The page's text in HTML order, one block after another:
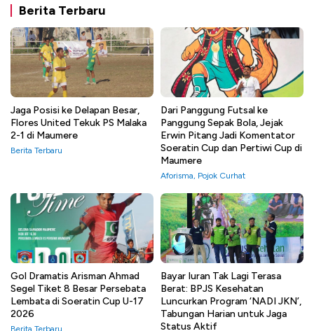
Berita Terbaru
Jaga Posisi ke Delapan Besar,
Flores United Tekuk PS Malaka
2-1 di Maumere
Berita Terbaru
Dari Panggung Futsal ke
Panggung Sepak Bola, Jejak
Erwin Pitang Jadi Komentator
Soeratin Cup dan Pertiwi Cup di
Maumere
Aforisma, Pojok Curhat
Gol Dramatis Arisman Ahmad
Segel Tiket 8 Besar Persebata
Lembata di Soeratin Cup U-17
2026
Berita Terbaru
Bayar Iuran Tak Lagi Terasa
Berat: BPJS Kesehatan
Luncurkan Program ‘NADI JKN’,
Tabungan Harian untuk Jaga
Status Aktif